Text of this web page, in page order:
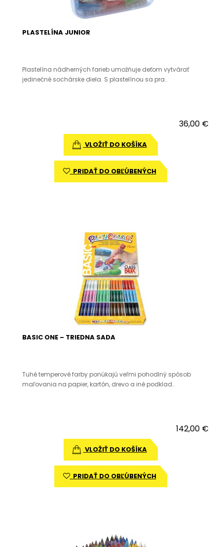
PLASTELÍNA JUNIOR
Plastelína nádherných farieb umožňuje deťom vytvárať
jedinečné sochárske diela. S plastelínou sa pra..
36,00 €
VLOŽIŤ DO KOŠÍKA
PRIDAŤ DO OBĽÚBENÝCH
BASIC ONE – TRIEDNA SADA
Tuhé temperové farby ponúkajú veľmi pohodlný spôsob
maľovania na papier, kartón, drevo a iné podklad..
142,00 €
VLOŽIŤ DO KOŠÍKA
PRIDAŤ DO OBĽÚBENÝCH